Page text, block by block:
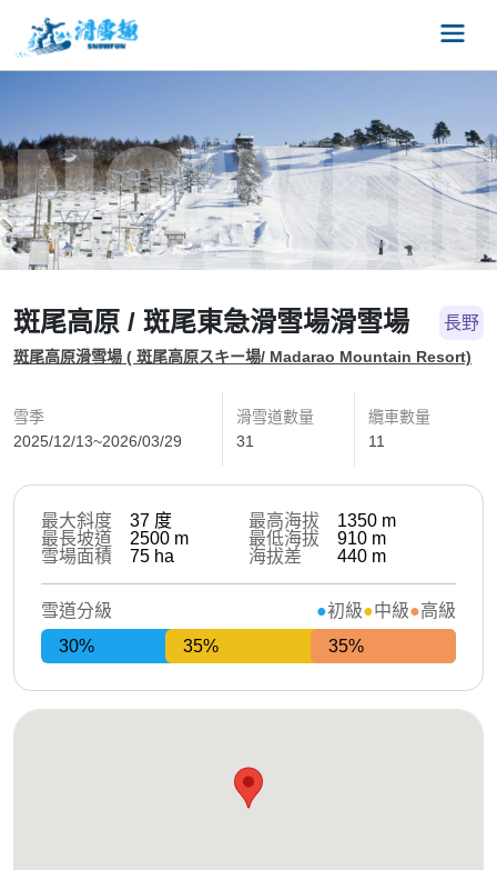
斑尾高原 / 斑尾東急滑雪場滑雪場 長野
斑尾高原滑雪場 ( 斑尾高原スキー場/ Madarao Mountain Resort)
雪季
2025/12/13~2026/03/29
滑雪道數量
31
纜車數量
11
最大斜度 37 度
最長坡道
2500 m
雪場面積
75 ha
最高海拔 1350 m
最低海拔
910 m
海拔差
440 m
雪道分級 初級 中級
高級
30%
35% 35%